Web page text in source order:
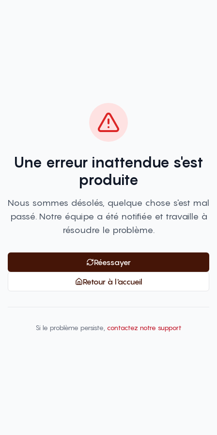
Une erreur inattendue s'est
produite
Nous sommes désolés, quelque chose s'est mal
passé. Notre équipe a été notifiée et travaille à
résoudre le problème.
Réessayer
Retour à l'accueil
Si le problème persiste, contactez notre support